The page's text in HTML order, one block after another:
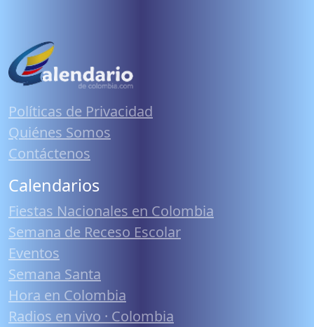
Políticas de Privacidad
Quiénes Somos
Contáctenos
Calendarios
Fiestas Nacionales en Colombia
Semana de Receso Escolar
Eventos
Semana Santa
Hora en Colombia
Radios en vivo · Colombia